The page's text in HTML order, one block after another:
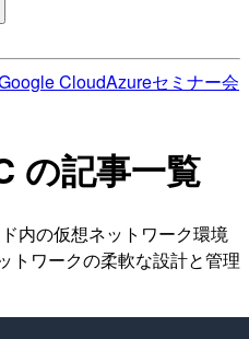
CloudAzureセミナー会
の記事一覧
内の仮想ネットワーク環境
トワークの柔軟な設計と管理